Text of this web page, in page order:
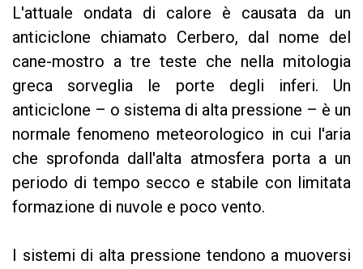
L'attuale ondata di calore è causata da un
anticiclone chiamato Cerbero, dal nome del
cane-mostro a tre teste che nella mitologia
greca sorveglia le porte degli inferi. Un
anticiclone – o sistema di alta pressione – è un
normale fenomeno meteorologico in cui l'aria
che sprofonda dall'alta atmosfera porta a un
periodo di tempo secco e stabile con limitata
formazione di nuvole e poco vento.
I sistemi di alta pressione tendono a muoversi